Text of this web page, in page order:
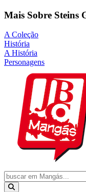
Mais Sobre Steins
A Coleção
História
A História
Personagens